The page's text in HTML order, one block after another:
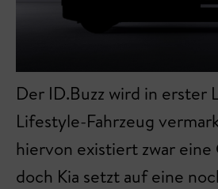
Der ID.Buzz wird in erster
Lifestyle-Fahrzeug
hiervon existiert zwar eine
doch Kia setzt auf eine